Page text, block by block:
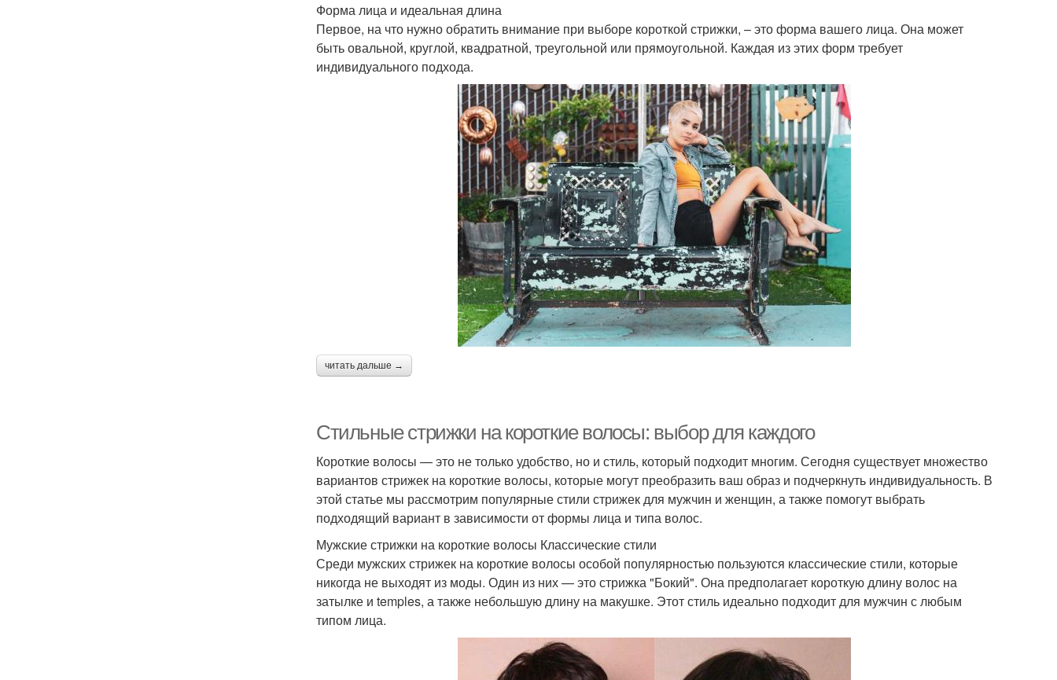
Форма лица и идеальная длина
Первое, на что нужно обратить внимание при выборе короткой стрижки, – это форма вашего лица. Она может
быть овальной, круглой, квадратной, треугольной или прямоугольной. Каждая из этих форм требует
индивидуального подхода.
читать дальше →
Стильные стрижки на короткие волосы: выбор для каждого
Короткие волосы — это не только удобство, но и стиль, который подходит многим. Сегодня существует множество
вариантов стрижек на короткие волосы, которые могут преобразить ваш образ и подчеркнуть индивидуальность. В
этой статье мы рассмотрим популярные стили стрижек для мужчин и женщин, а также помогут выбрать
подходящий вариант в зависимости от формы лица и типа волос.
Мужские стрижки на короткие волосы Классические стили
Среди мужских стрижек на короткие волосы особой популярностью пользуются классические стили, которые
никогда не выходят из моды. Один из них — это стрижка "Бокий". Она предполагает короткую длину волос на
затылке и temples, а также небольшую длину на макушке. Этот стиль идеально подходит для мужчин с любым
типом лица.